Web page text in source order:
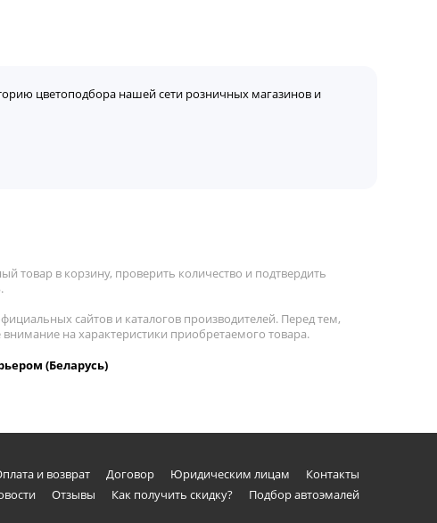
цветоподбора нашей сети розничных магазинов и
товар в корзину, проверить количество и подтвердить
сайтов и каталогов производителей. Перед тем,
внимание на характеристики приобретаемого товара.
(Беларусь)
и возврат Договор Юридическим лицам
Контакты
Отзывы Как получить скидку? Подбор автоэмалей